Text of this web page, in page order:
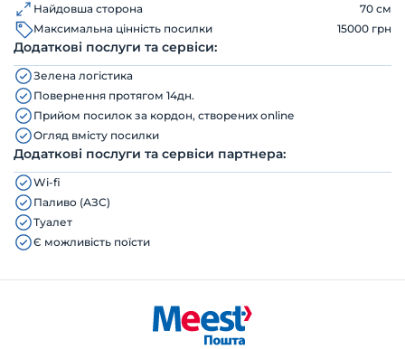
Найдовша сторона
70 см
Максимальна цінність посилки
15000 грн
Додаткові послуги та сервіси:
Зелена логістика
Повернення протягом 14дн.
Прийом посилок за кордон, створених online
Огляд вмісту посилки
Додаткові послуги та сервіси партнера:
Wi-fi
Паливо (АЗС)
Туалет
Є можливість поїсти